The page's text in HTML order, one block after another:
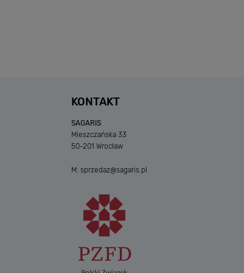
KONTAKT
SAGARIS
Mieszczańska 33
50-201 Wrocław
M: sprzedaz@sagaris.pl